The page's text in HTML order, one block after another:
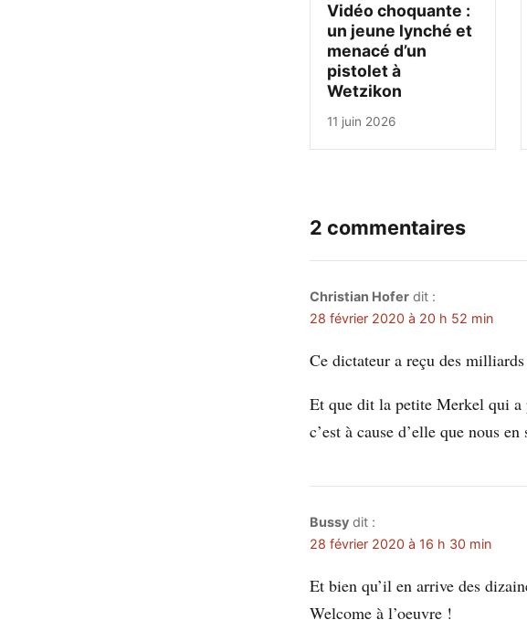
Vidéo choquante :
un jeune lynché et
menacé d’un
pistolet à
Wetzikon
11 juin 2026
2 commentaires
Christian Hofer dit :
28 février 2020 à 20 h 52 min
Ce dictateur a reçu des
Et que dit la petite Merkel qui a
c’est à cause d’elle que nous en
Bussy dit :
28 février 2020 à 16 h 30 min
Et bien qu’il en arrive des
Welcome à l’oeuvre !